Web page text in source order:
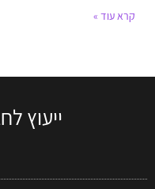
קרא עוד »
ייעוץ